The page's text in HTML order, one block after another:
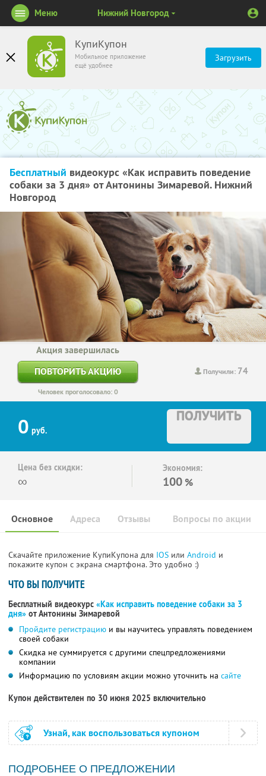
КупиКупон
Мобильное приложение
ещё удобнее
Загрузить
Меню Нижний Новгород
Бесплатный видеокурс «Как исправить поведение
собаки за 3 дня» от Антонины Зимаревой. Нижний
Новгород
Получили: 74
Акция завершилась
ПОВТОРИТЬ АКЦИЮ
Человек проголосовало: 0
0 руб.
ПОЛУЧИТЬ
Цена без скидки:
∞
Экономия:
100 %
Основное Отзывы Вопросы по акции
Адреса
Скачайте приложение КупиКупона для IOS или Android и
покажите купон с экрана смартфона. Это удобно :)
ЧТО ВЫ ПОЛУЧИТЕ
Бесплатный видеокурс «Как исправить поведение собаки за 3
дня» от Антонины Зимаревой
Пройдите регистрацию и вы научитесь управлять поведением
своей собаки
Скидка не суммируется с другими спецпредложениями
компании
Информацию по условиям акции можно уточнить на сайте
Купон действителен по 30 июня 2025 включительно
Узнай, как воспользоваться купоном
ПОДРОБНЕЕ О ПРЕДЛОЖЕНИИ